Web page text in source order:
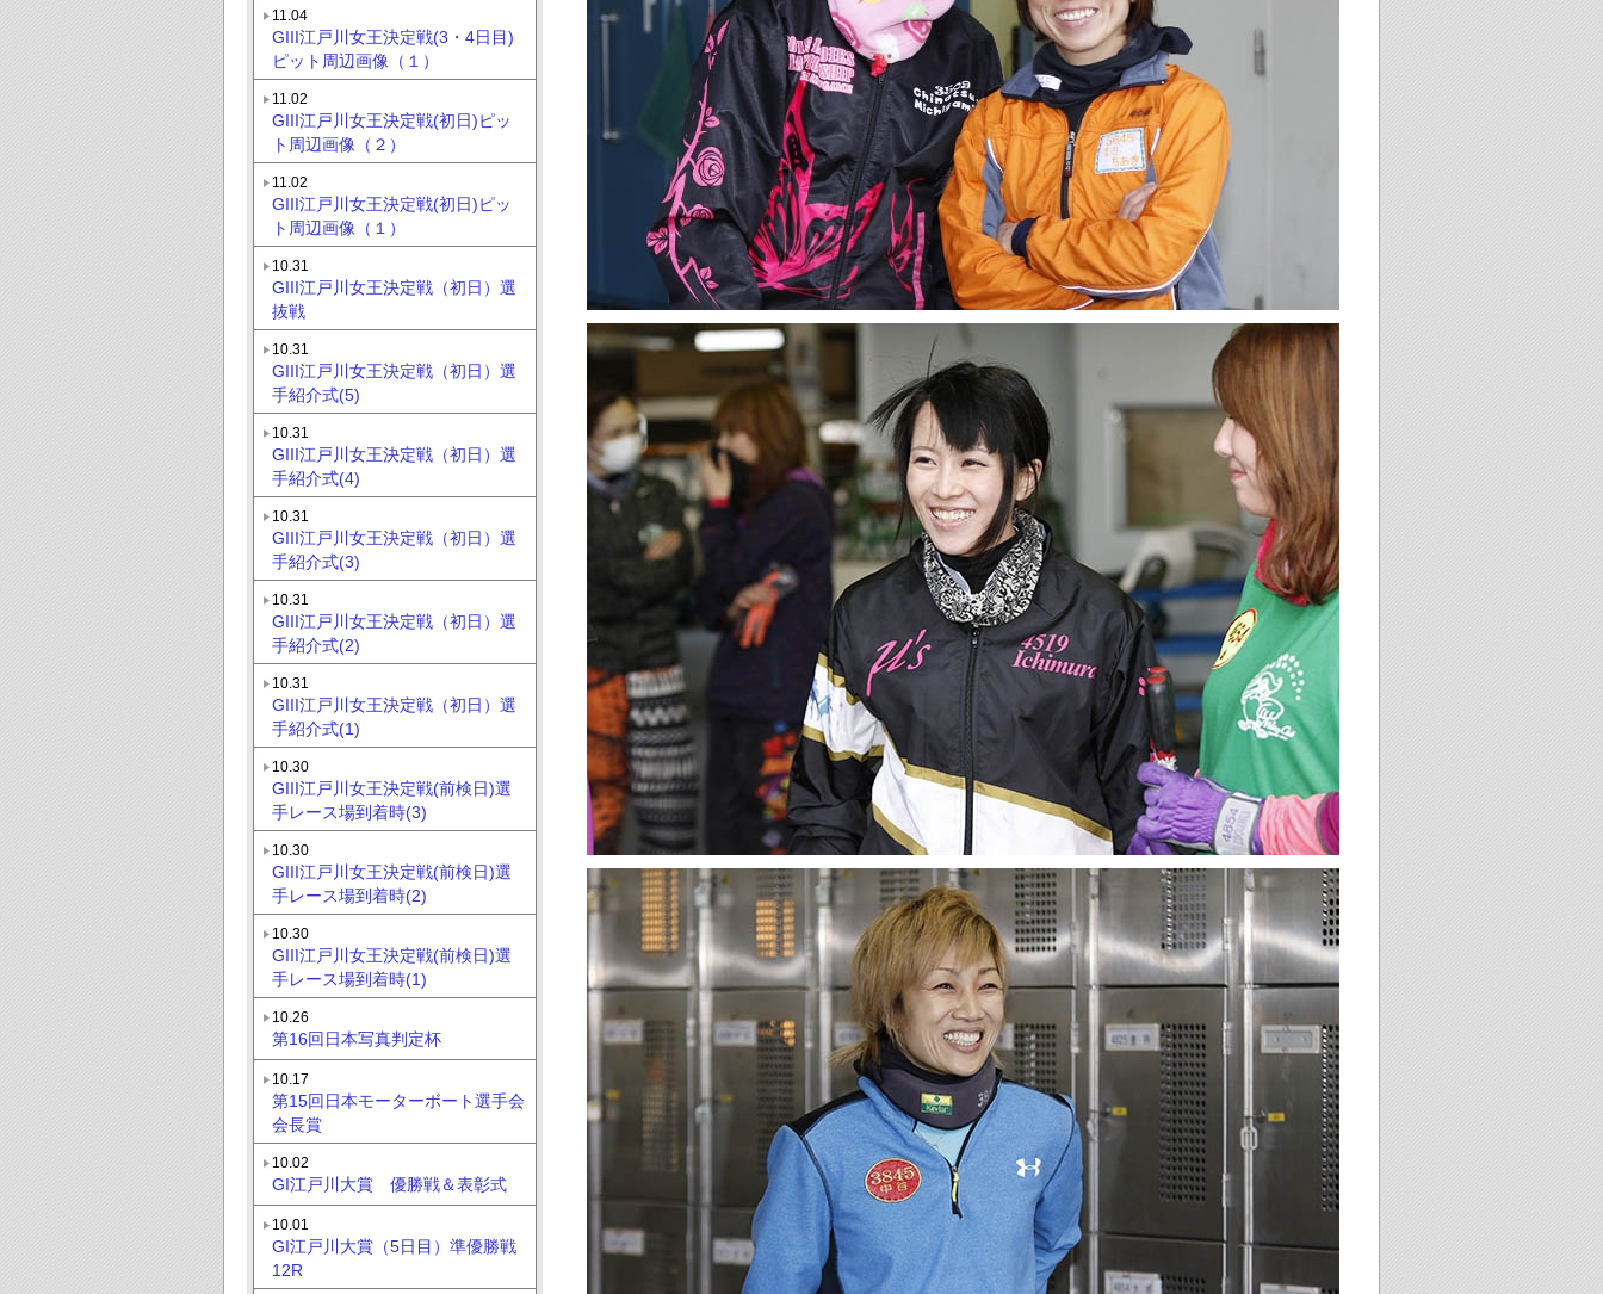
11.04
GIII江戸川女王決定戦(3・4日目)
ピット周辺画像（１）
11.02
GIII江戸川女王決定戦(初日)ピッ
ト周辺画像（２）
11.02
GIII江戸川女王決定戦(初日)ピッ
ト周辺画像（１）
10.31
GIII江戸川女王決定戦（初日）選
抜戦
10.31
GIII江戸川女王決定戦（初日）選
手紹介式(5)
10.31
GIII江戸川女王決定戦（初日）選
手紹介式(4)
10.31
GIII江戸川女王決定戦（初日）選
手紹介式(3)
10.31
GIII江戸川女王決定戦（初日）選
手紹介式(2)
10.31
GIII江戸川女王決定戦（初日）選
手紹介式(1)
10.30
GIII江戸川女王決定戦(前検日)選
手レース場到着時(3)
10.30
GIII江戸川女王決定戦(前検日)選
手レース場到着時(2)
10.30
GIII江戸川女王決定戦(前検日)選
手レース場到着時(1)
10.26
第16回日本写真判定杯
10.17
第15回日本モーターボート選手会
会長賞
10.02
GI江戸川大賞 優勝戦＆表彰式
10.01
GI江戸川大賞（5日目）準優勝戦
12R